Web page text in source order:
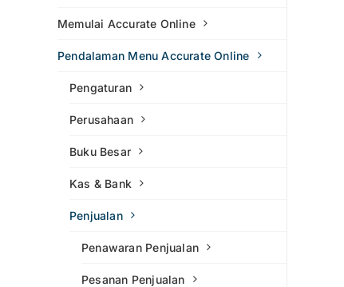
Memulai Accurate Online
Pendalaman Menu Accurate Online
Pengaturan
Perusahaan
Buku Besar
Kas & Bank
Penjualan
Penawaran Penjualan
Pesanan Penjualan